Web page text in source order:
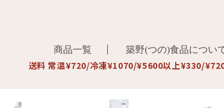
商品一覧 築野(つの)食品につい
送料 常温¥720/冷凍¥1070/¥5600以上¥330/